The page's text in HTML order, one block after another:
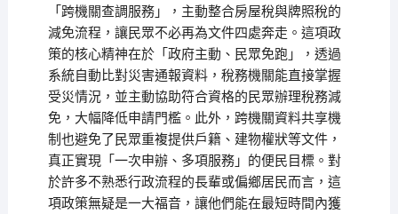
「跨機關查調服務」，主動整合房屋稅與牌照稅的
減免流程，讓民眾不必再為文件四處奔走。這項政
策的核心精神在於「政府主動、民眾免跑」，透過
系統自動比對災害通報資料，稅務機關能直接掌握
受災情況，並主動協助符合資格的民眾辦理稅務減
免，大幅降低申請門檻。此外，跨機關資料共享機
制也避免了民眾重複提供戶籍、建物權狀等文件，
真正實現「一次申辦、多項服務」的便民目標。對
於許多不熟悉行政流程的長輩或偏鄉居民而言，這
項政策無疑是一大福音，讓他們能在最短時間內獲